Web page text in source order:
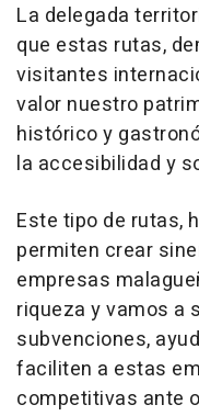
La delegada
que estas rutas,
visitantes
valor nuestro
histórico y
la accesibilidad y
Este tipo de rutas,
permiten crear
empresas
riqueza y vamos a
subvenciones,
faciliten a estas
competitivas ante